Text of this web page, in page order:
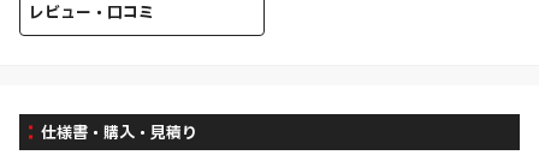
レビュー・口コミ
仕様書・購入・見積り